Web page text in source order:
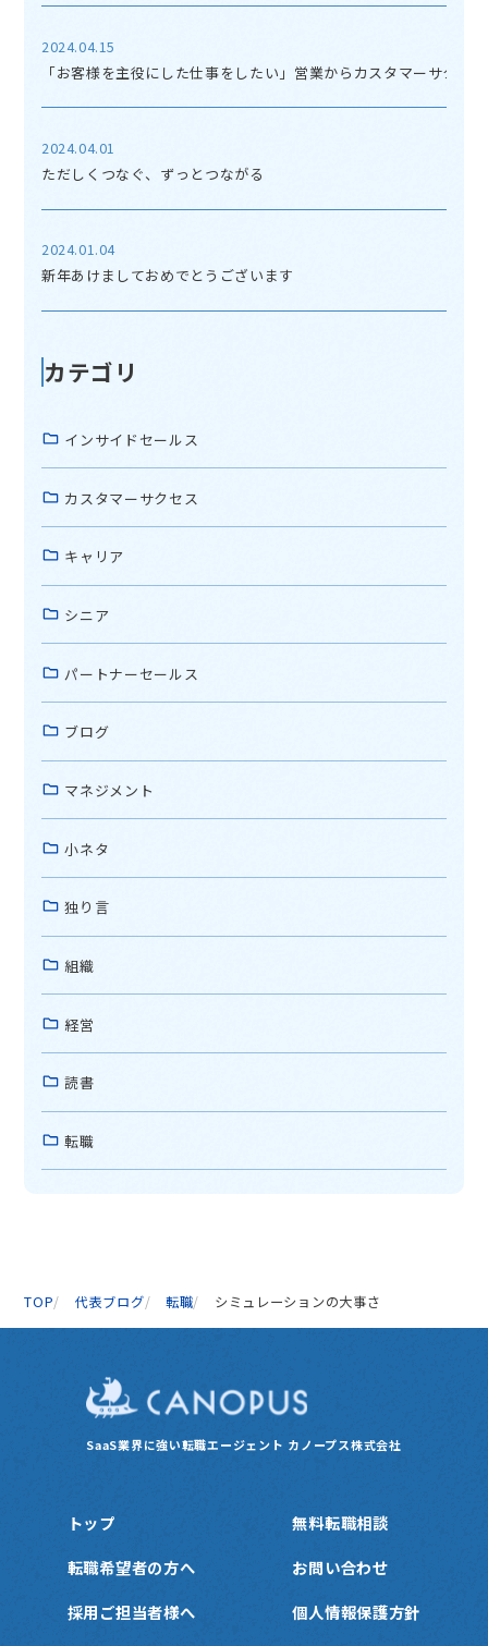
2024.04.15
「お客様を主役にした仕事をしたい」営業からカスタマーサクセ
2024.04.01
ただしくつなぐ、ずっとつながる
2024.01.04
新年あけましておめでとうございます
カテゴリ
インサイドセールス
カスタマーサクセス
キャリア
シニア
パートナーセールス
ブログ
マネジメント
小ネタ
独り言
組織
経営
読書
転職
TOP 代表ブログ 転職 シミュレーションの大事さ
SaaS業界に強い転職エージェント カノープス株式会社
トップ
転職希望者の方へ
採用ご担当者様へ
無料転職相談
お問い合わせ
個人情報保護方針